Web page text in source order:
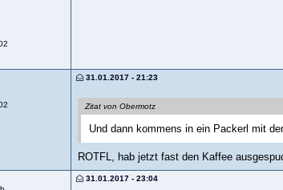
31.01.2017 - 21:23
Zitat von Obermotz
Und dann kommens in ein Packerl mit
ROTFL, hab jetzt fast den Kaffee
31.01.2017 - 23:04